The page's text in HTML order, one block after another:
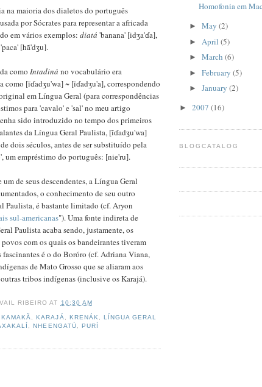
na maioria dos dialetos do português
por Sócrates para representar a africada
em vários exemplos: diatá 'banana' [idʒa'ɗa],
'paca' [hã'dʒu].
como Intadiná no vocabulário era
como [ĩɗadʒu'wa] ~ [ĩɗadʒu'a], correspondendo
em Língua Geral (para correspondências
para 'cavalo' e 'sal' no meu artigo
sido introduzido no tempo dos primeiros
da Língua Geral Paulista, [ĩɗadʒu'wa]
dois séculos, antes de ser substituído pela
um empréstimo do português: [nie'ru].
de seus descendentes, a Língua Geral
o conhecimento de seu outro
Paulista, é bastante limitado (cf. Aryon
sul-americanas"). Uma fonte indireta de
Paulista acaba sendo, justamente, os
com os quais os bandeirantes tiveram
fascinantes é o do Boróro (cf. Adriana Viana,
de Mato Grosso que se aliaram aos
tribos indígenas (inclusive os Karajá).
RIBEIRO AT 10:30 AM
KAMAKÃ, KARAJÁ, KRENÁK,
LÍNGUA GERAL
, NHEENGATÚ, PURÍ
Homofonia em
► May (2)
► April (5)
► March (6)
► February (5)
► January (2)
► 2007 (16)
BLOGCATALOG